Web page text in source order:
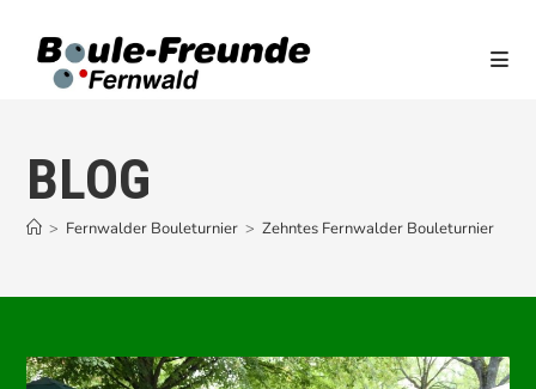
Inhalt
springen
BLOG
> Fernwalder Bouleturnier > Zehntes Fernwalder Bouleturnier